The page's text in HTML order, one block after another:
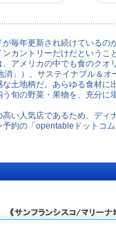
毎年更新され続けているの
カントリーだけだというこ
アメリカの中でも食のクオ
消」）、サステイナブル＆
土地柄だ。あらゆる食材に
旬の野菜・果物を、充分に
い人気店であるため、ディ
約の「opentableドットコ